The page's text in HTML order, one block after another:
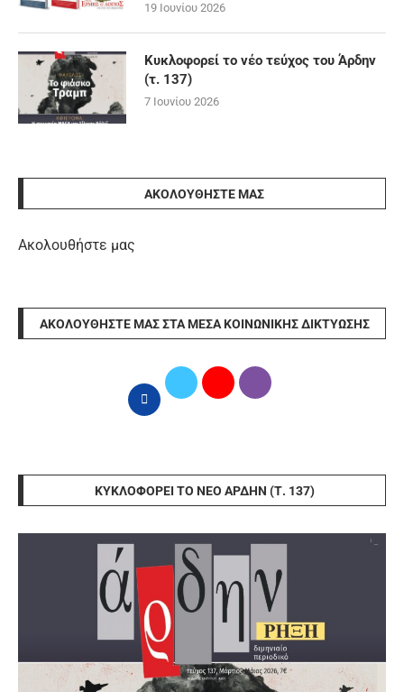
19 Ιουνίου 2026
Κυκλοφορεί το νέο τεύχος του Άρδην
(τ. 137)
7 Ιουνίου 2026
ΑΚΟΛΟΥΘΉΣΤΕ ΜΑΣ
Ακολουθήστε μας
ΑΚΟΛΟΥΘΉΣΤΕ ΜΑΣ ΣΤΑ ΜΈΣΑ ΚΟΙΝΩΝΙΚΉΣ ΔΙΚΤΎΩΣΗΣ
ΚΥΚΛΟΦΟΡΕΊ ΤΟ ΝΈΟ ΆΡΔΗΝ (Τ. 137)